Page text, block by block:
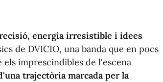
energia irresistible i idees
de DVICIO, una banda que en pocs
imprescindibles de l'escena
trajectòria marcada per la